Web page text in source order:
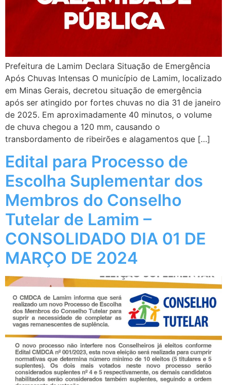
Prefeitura de Lamim Declara Situação de Emergência
Após Chuvas Intensas O município de Lamim, localizado
em Minas Gerais, decretou situação de emergência
após ser atingido por fortes chuvas no dia 31 de janeiro
de 2025. Em aproximadamente 40 minutos, o volume
de chuva chegou a 120 mm, causando o
transbordamento de ribeirões e alagamentos que […]
Edital para Processo de
Escolha Suplementar dos
Membros do Conselho
Tutelar de Lamim –
CONSOLIDADO DIA 01 DE
MARÇO DE 2024